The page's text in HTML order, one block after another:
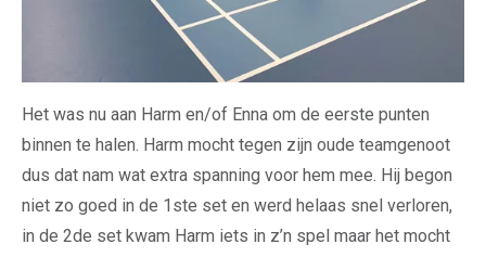
Het was nu aan Harm en/of Enna om de eerste punten
binnen te halen. Harm mocht tegen zijn oude teamgenoot
dus dat nam wat extra spanning voor hem mee. Hij begon
niet zo goed in de 1ste set en werd helaas snel verloren,
in de 2de set kwam Harm iets in z’n spel maar het mocht